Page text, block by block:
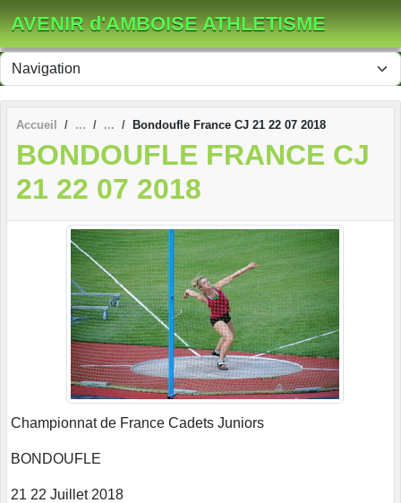
AVENIR d'AMBOISE ATHLETISME
Accueil Bondoufle France CJ 21 22 07 2018
BONDOUFLE FRANCE CJ
21 22 07 2018
Championnat de France Cadets Juniors
BONDOUFLE
21 22 Juillet 2018